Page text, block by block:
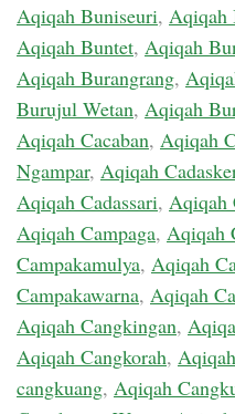
Aqiqah Buniseuri, Aqiqah
Aqiqah Buntet, Aqiqah
Aqiqah Burangrang,
Burujul Wetan, Aqiqah
Aqiqah Cacaban, Aqiqah
Ngampar, Aqiqah
Aqiqah Cadassari, Aqiqah
Aqiqah Campaga, Aqiqah
Campakamulya, Aqiqah
Campakawarna, Aqiqah
Aqiqah Cangkingan,
Aqiqah Cangkorah,
cangkuang, Aqiqah